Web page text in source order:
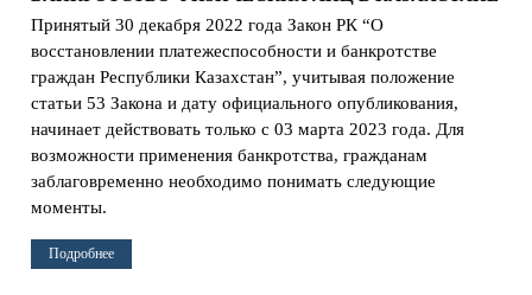
Принятый 30 декабря 2022 года Закон РК “О
восстановлении платежеспособности и банкротстве
граждан Республики Казахстан”, учитывая положение
статьи 53 Закона и дату официального опубликования,
начинает действовать только с 03 марта 2023 года. Для
возможности применения банкротства, гражданам
заблаговременно необходимо понимать следующие
моменты.
Подробнее